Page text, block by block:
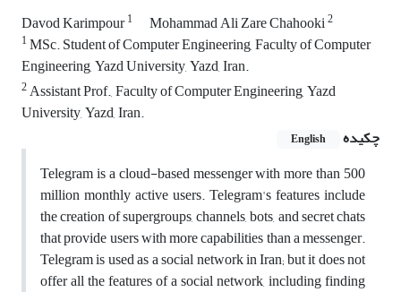
Davod Karimpour1 Mohammad Ali Zare Chahooki2
1MSc. Student of Computer Engineering, Faculty of Computer
Engineering, Yazd University, Yazd, Iran.
2Assistant Prof., Faculty of Computer Engineering, Yazd
University, Yazd, Iran.
چکیده
English
Telegram is a cloud-based messenger with more than 500
million monthly active users. Telegram's features include
the creation of supergroups, channels, bots, and secret chats
that provide users with more capabilities than a messenger.
Telegram is used as a social network in Iran; but it does not
offer all the features of a social network, including finding